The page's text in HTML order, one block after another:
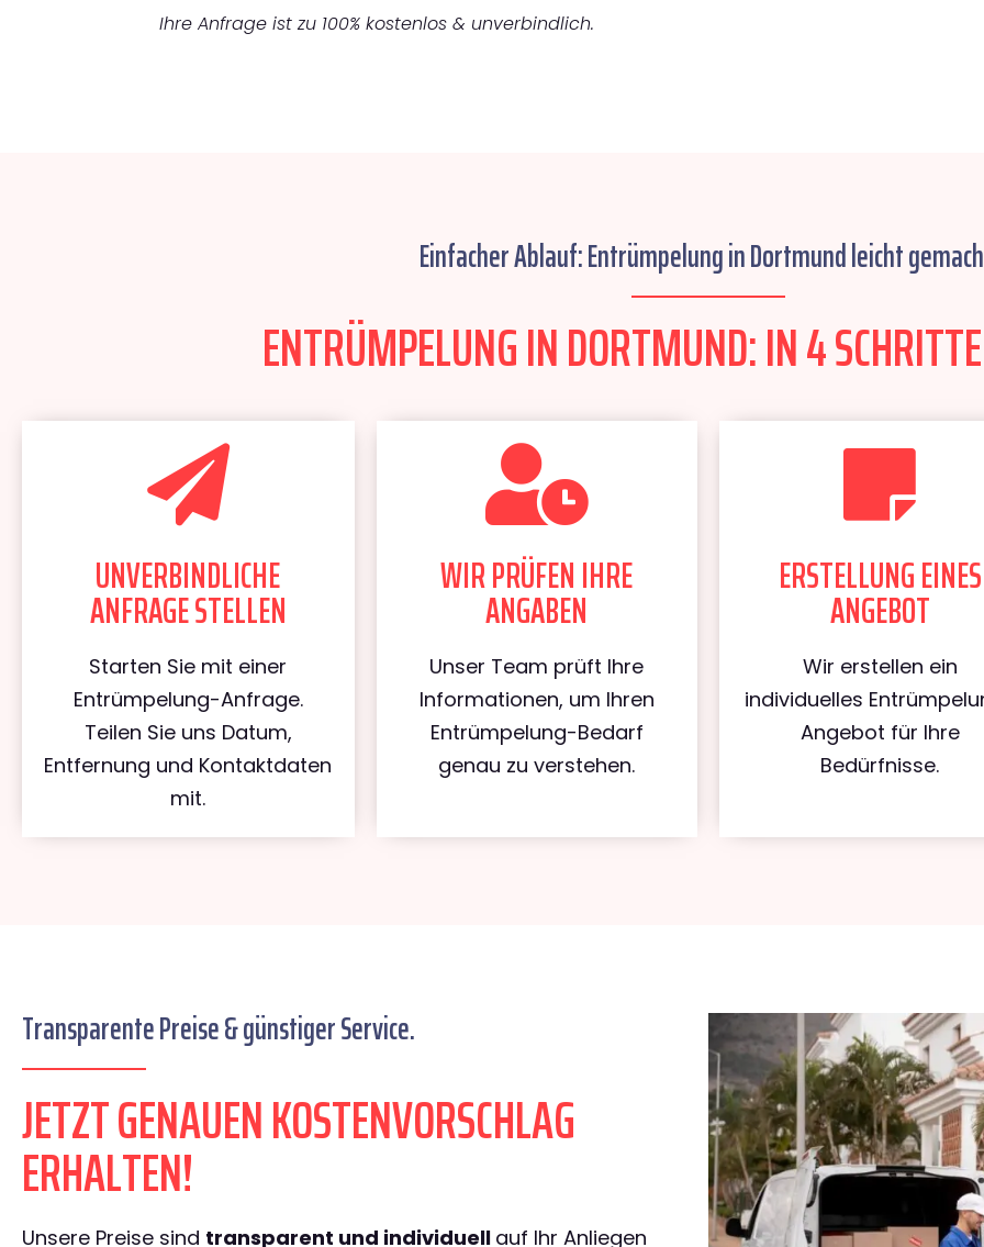
Ihre Anfrage ist zu 100% kostenlos & unverbindlich.
Einfacher Ablauf: Entrümpelung in Dortmund leicht
ENTRÜMPELUNG IN DORTMUND: IN 4
UNVERBINDLICHE
ANFRAGE STELLEN
Starten Sie mit einer
Entrümpelung-Anfrage.
Teilen Sie uns Datum,
Entfernung und Kontaktdaten
mit.
WIR PRÜFEN IHRE
ANGABEN
Unser Team prüft Ihre
Informationen, um Ihren
Entrümpelung-Bedarf
genau zu verstehen.
ERSTELLUNG EINES
ANGEBOT
Wir erstellen ein
individuelles
Angebot für Ihre
Bedürfnisse.
Transparente Preise & günstiger Service.
JETZT GENAUEN KOSTENVORSCHLAG
ERHALTEN!
Unsere Preise sind transparent und individuell auf Ihr Anliegen